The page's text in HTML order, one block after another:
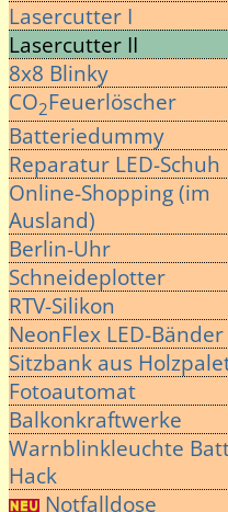
Lasercutter I
Lasercutter II
8x8 Blinky
CO2Feuerlöscher
Batteriedummy
Reparatur LED-Schuh
Online-Shopping (im
Ausland)
Berlin-Uhr
Schneideplotter
RTV-Silikon
NeonFlex LED-Bänder
Sitzbank aus
Fotoautomat
Balkonkraftwerke
Warnblinkleuchte
Hack
Notfalldose